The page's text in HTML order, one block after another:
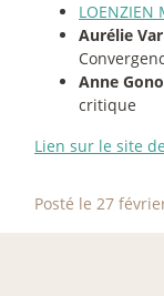
LOENZIEN
Aurélie
Anne
critique
Lien sur le site
Posté le 27